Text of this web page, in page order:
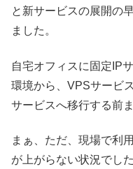
と新サービスの展開の
ました。
自宅オフィスに固定IP
環境から、VPSサービ
サービスへ移行する前
まぁ、ただ、現場で利
が上がらない状況でした